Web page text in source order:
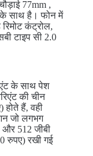
77mm ,
के साथ है। फोन में
कंट्रोल,
टाइप सी 2.0
के साथ पेश
की चीन
हैं, वही
जो लगभग
512 जीबी
रुपए) रखी गई